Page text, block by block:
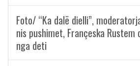
Foto/ “Ka dalë dielli”,
nis pushimet, Françeska Rustem
nga deti